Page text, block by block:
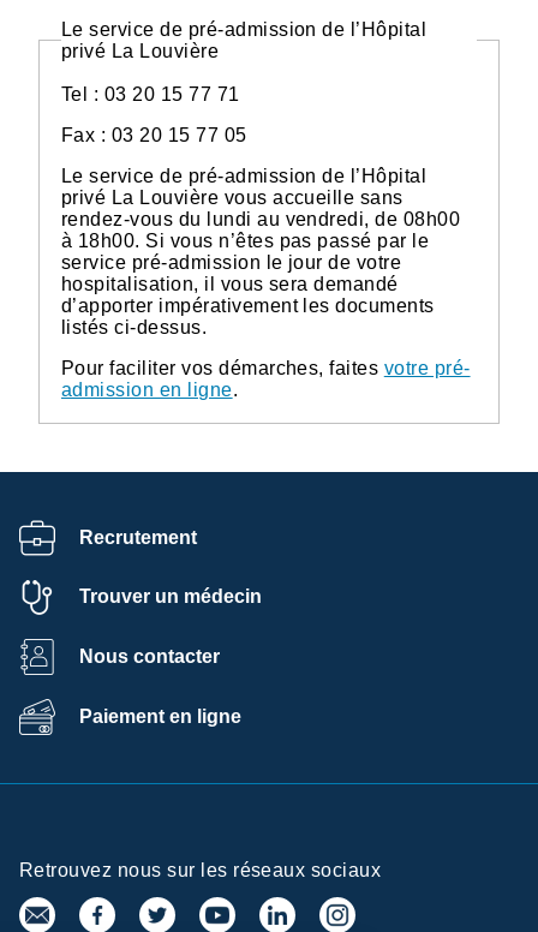
Le service de pré-admission de l’Hôpital
privé La Louvière
Tel : 03 20 15 77 71
Fax : 03 20 15 77 05
Le service de pré-admission de l’Hôpital
privé La Louvière vous accueille sans
rendez-vous du lundi au vendredi, de 08h00
à 18h00. Si vous n’êtes pas passé par le
service pré-admission le jour de votre
hospitalisation, il vous sera demandé
d’apporter impérativement les documents
listés ci-dessus.
Pour faciliter vos démarches, faites votre pré-
admission en ligne.
Recrutement
Trouver un médecin
Nous contacter
Paiement en ligne
Retrouvez nous sur les réseaux sociaux